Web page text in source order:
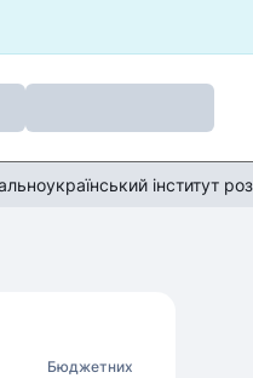
інститут
Бюджетних